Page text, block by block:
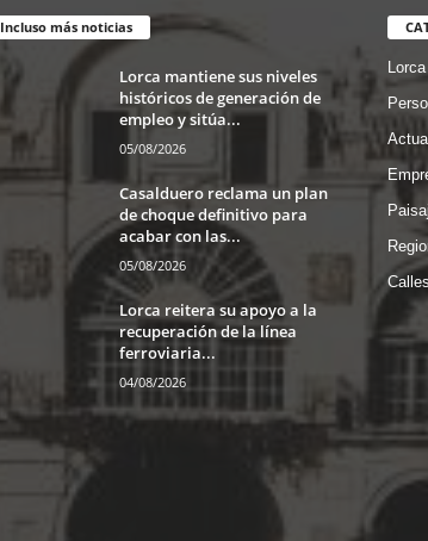
Incluso más noticias
Lorca mantiene sus niveles
históricos de generación de
empleo y sitúa...
05/08/2026
Casalduero reclama un plan
de choque definitivo para
acabar con las...
05/08/2026
Lorca reitera su apoyo a la
recuperación de la línea
ferroviaria...
04/08/2026
Lorca